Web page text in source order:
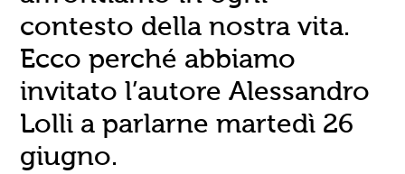
contesto della nostra vita.
Ecco perché abbiamo
invitato l’autore Alessandro
Lolli a parlarne martedì 26
giugno.